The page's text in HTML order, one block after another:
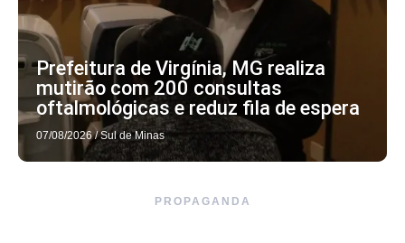
Prefeitura de Virgínia, MG realiza
mutirão com 200 consultas
oftalmológicas e reduz fila de espera
07/08/2026 / Sul de Minas
PROPAGANDA